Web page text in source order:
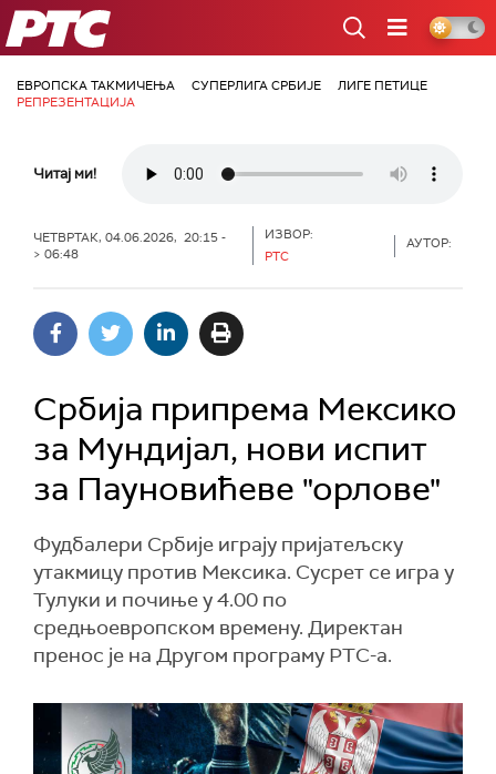
РТС
ЕВРОПСКА ТАКМИЧЕЊА СУПЕРЛИГА СРБИЈЕ
ЛИГЕ ПЕТИЦЕ
РЕПРЕЗЕНТАЦИЈА
Читај ми!
ЧЕТВРТАК, 04.06.2026, 20:15 -
> 06:48
ИЗВОР:
РТС
АУТОР:
Србија припрема Мексико
за Мундијал, нови испит
за Пауновићеве "орлове"
Фудбалери Србије играју пријатељску
утакмицу против Мексика. Сусрет се игра у
Тулуки и почиње у 4.00 по
средњоевропском времену. Директан
пренос је на Другом програму РТС-а.